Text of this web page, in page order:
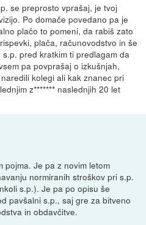
se preprosto vprašaj, je tvoj
Po domače povedano pa je
plačo to pomeni, da rabiš zato
plača, računovodstvo in še
pred kratkim ti predlagam da
pa povprašaj o izkušnjah,
kolegi ali kak znanec pri
z******* naslednjih 20 let
pojma. Je pa z novim letom
normiranih stroškov pri s.p.
s.p.). Je pa po opisu še
pavšalni s.p., saj gre za bitveno
in obdavčitve.